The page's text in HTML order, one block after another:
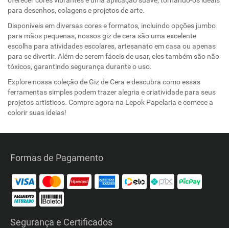
para desenhos, colagens e projetos de arte.
Disponíveis em diversas cores e formatos, incluindo opções jumbo
para mãos pequenas, nossos giz de cera são uma excelente
escolha para atividades escolares, artesanato em casa ou apenas
para se divertir. Além de serem fáceis de usar, eles também são não
tóxicos, garantindo segurança durante o uso.
Explore nossa coleção de Giz de Cera e descubra como essas
ferramentas simples podem trazer alegria e criatividade para seus
projetos artísticos. Compre agora na Lepok Papelaria e comece a
colorir suas ideias!
Formas de Pagamento
Segurança e Certificados